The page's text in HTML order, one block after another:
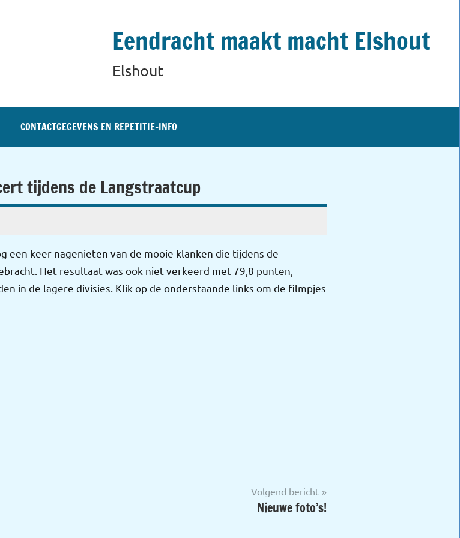
Eendracht maakt macht Elshout
Elshout
CONTACTGEGEVENS EN REPETITIE-INFO
tijdens de Langstraatcup
een keer nagenieten van de mooie klanken die tijdens de
Het resultaat was ook niet verkeerd met 79,8 punten,
in de lagere divisies. Klik op de onderstaande links om de filmpjes
Volgend bericht
Nieuwe foto’s!